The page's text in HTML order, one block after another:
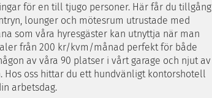
för en till tjugo personer. Här får du tillgång
lounger och mötesrum utrustade med
som våra hyresgäster kan utnyttja när man
från 200 kr/kvm/månad perfekt för både
av våra 90 platser i vårt garage och njut av
Hos oss hittar du ett hundvänligt kontorshotell
arbetsdag.